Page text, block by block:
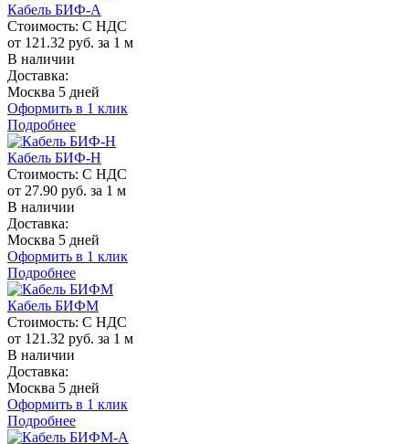
Кабель БИФ-А
Стоимость: С НДС
от 121.32 руб. за 1 м
В наличии
Доставка:
Москва 5 дней
Оформить в 1 клик
Подробнее
Кабель БИФ-Н
Стоимость: С НДС
от 27.90 руб. за 1 м
В наличии
Доставка:
Москва 5 дней
Оформить в 1 клик
Подробнее
Кабель БИФМ
Стоимость: С НДС
от 121.32 руб. за 1 м
В наличии
Доставка:
Москва 5 дней
Оформить в 1 клик
Подробнее